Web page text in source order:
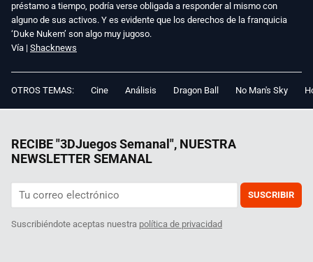
préstamo a tiempo, podría verse obligada a responder al mismo con
alguno de sus activos. Y es evidente que los derechos de la franquicia
‘Duke Nukem’ son algo muy jugoso.
Vía | Shacknews
OTROS TEMAS: Cine Análisis Dragon Ball No Man's Sky
RECIBE "3DJuegos Semanal", NUESTRA
NEWSLETTER SEMANAL
SUSCRIBIR
Suscribiéndote aceptas nuestra política de privacidad